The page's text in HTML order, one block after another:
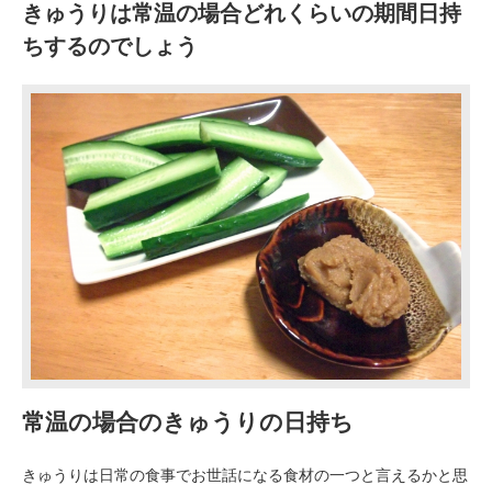
きゅうりは常温の場合どれくらいの期間日持
ちするのでしょう
常温の場合のきゅうりの日持ち
きゅうりは日常の食事でお世話になる食材の一つと言えるかと思